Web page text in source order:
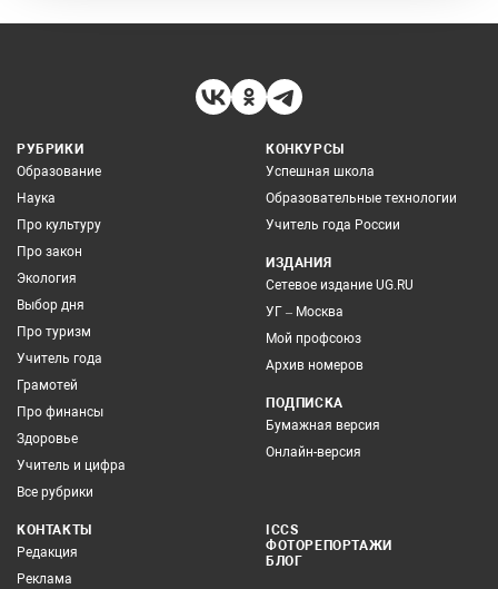
РУБРИКИ
Образование
Наука
Про культуру
Про закон
Экология
Выбор дня
Про туризм
Учитель года
Грамотей
Про финансы
Здоровье
Учитель и цифра
Все рубрики
КОНКУРСЫ
Успешная школа
Образовательные технологии
Учитель года России
ИЗДАНИЯ
Сетевое издание UG.RU
УГ – Москва
Мой профсоюз
Архив номеров
ПОДПИСКА
Бумажная версия
Онлайн-версия
КОНТАКТЫ
Редакция
Реклама
ICCS
ФОТОРЕПОРТАЖИ
БЛОГ